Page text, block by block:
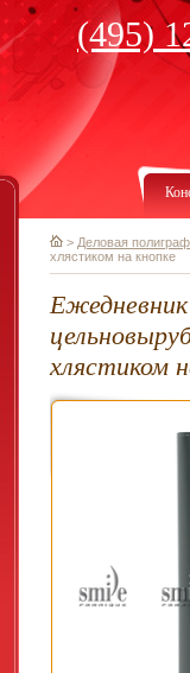
(495)
> Деловая
хлястиком на кнопке
хлястиком